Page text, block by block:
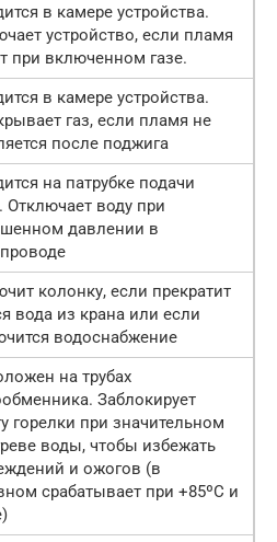
в камере устройства.
устройство, если пламя
при включенном газе.
в камере устройства.
газ, если пламя не
после поджига
на патрубке подачи
Отключает воду при
давлении в
колонку, если прекратит
вода из крана или если
водоснабжение
на трубах
Заблокирует
горелки при значительном
воды, чтобы избежать
и ожогов (в
срабатывает при +85ºС и